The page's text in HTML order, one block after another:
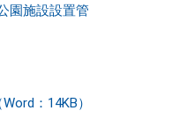
園施設設置管
：14KB）